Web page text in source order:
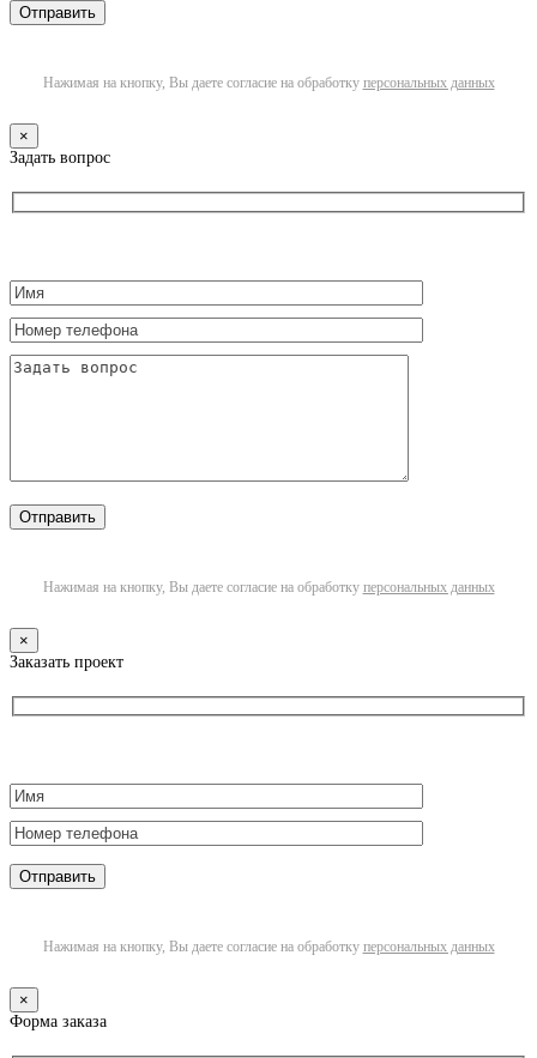
Нажимая на кнопку, Вы даете согласие на обработку персональных данных
×
Задать вопрос
Нажимая на кнопку, Вы даете согласие на обработку персональных данных
×
Заказать проект
Нажимая на кнопку, Вы даете согласие на обработку персональных данных
×
Форма заказа